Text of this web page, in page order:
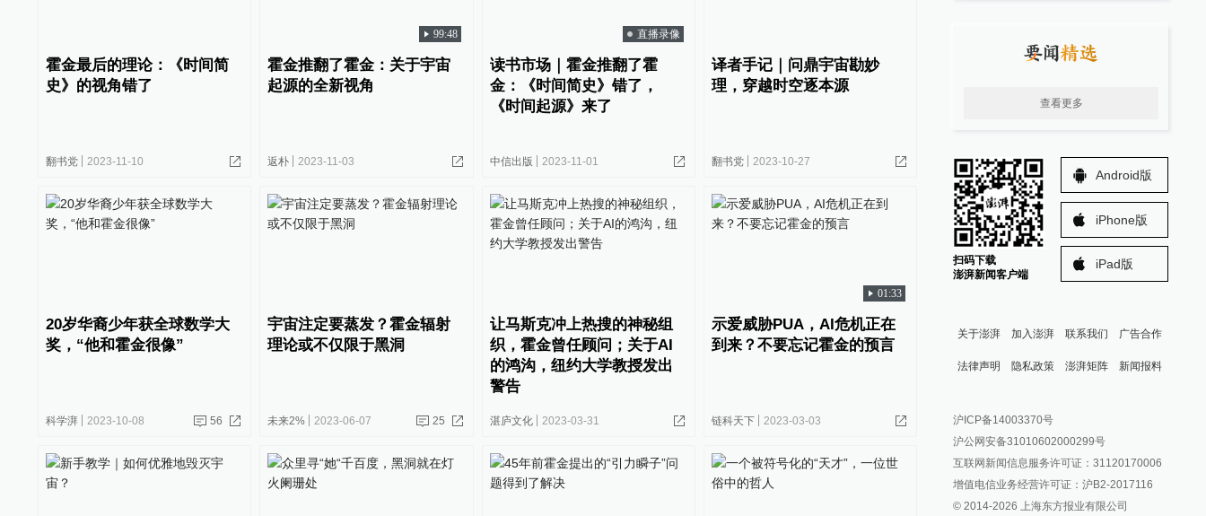
霍金最后的理论：《时间简
史》的视角错了
翻书党 2023-11-10
99:48
霍金推翻了霍金：关于宇宙
起源的全新视角
返朴 2023-11-03
直播录像
读书市场｜霍金推翻了霍
金：《时间简史》错了，
《时间起源》来了
中信出版 2023-11-01
译者手记｜问鼎宇宙勘妙
理，穿越时空逐本源
翻书党 2023-10-27
20岁华裔少年获全球数学大
奖，“他和霍金很像”
科学湃 2023-10-08 56
宇宙注定要蒸发？霍金辐射
理论或不仅限于黑洞
未来2% 2023-06-07 25
让马斯克冲上热搜的神秘组
织，霍金曾任顾问；关于AI
的鸿沟，纽约大学教授发出
警告
湛庐文化 2023-03-31
01:33
示爱威胁PUA，AI危机正在
到来？不要忘记霍金的预言
链科天下 2023-03-03
查看更多
扫码下载
澎湃新闻客户端
Android版
iPhone版
iPad版
关于澎湃 加入澎湃 联系我们 广告合作
法律声明 隐私政策 澎湃矩阵
澎湃新闻公众号
澎湃新闻抖音号
派生万物开放平台
IP SHANGHAI
新闻报料
报料邮箱: news@thepaper.cn
沪ICP备14003370号
沪公网安备31010602000299号
互联网新闻信息服务许可证：31120170006
增值电信业务经营许可证：沪B2-2017116
© 2014-2026 上海东方报业有限公司